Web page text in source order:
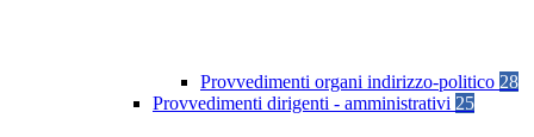
Provvedimenti organi indirizzo-politico 28
Provvedimenti dirigenti - amministrativi 25